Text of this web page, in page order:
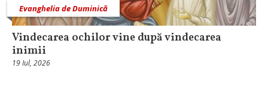
Evanghelia de Duminică
Vindecarea ochilor vine după vindecarea
inimii
19 Iul, 2026